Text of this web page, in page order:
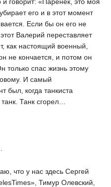
его и в этот момент
Если бы он его не
Валерий переставляет
как настоящий военный,
не кончается, и потом он
только спас жизнь этому
И самый
был, когда танкиста
Танк сгорел…
что у нас здесь Сергей
Тимур Олевский,